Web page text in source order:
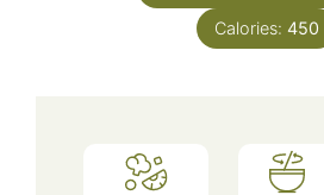
Calories: 450